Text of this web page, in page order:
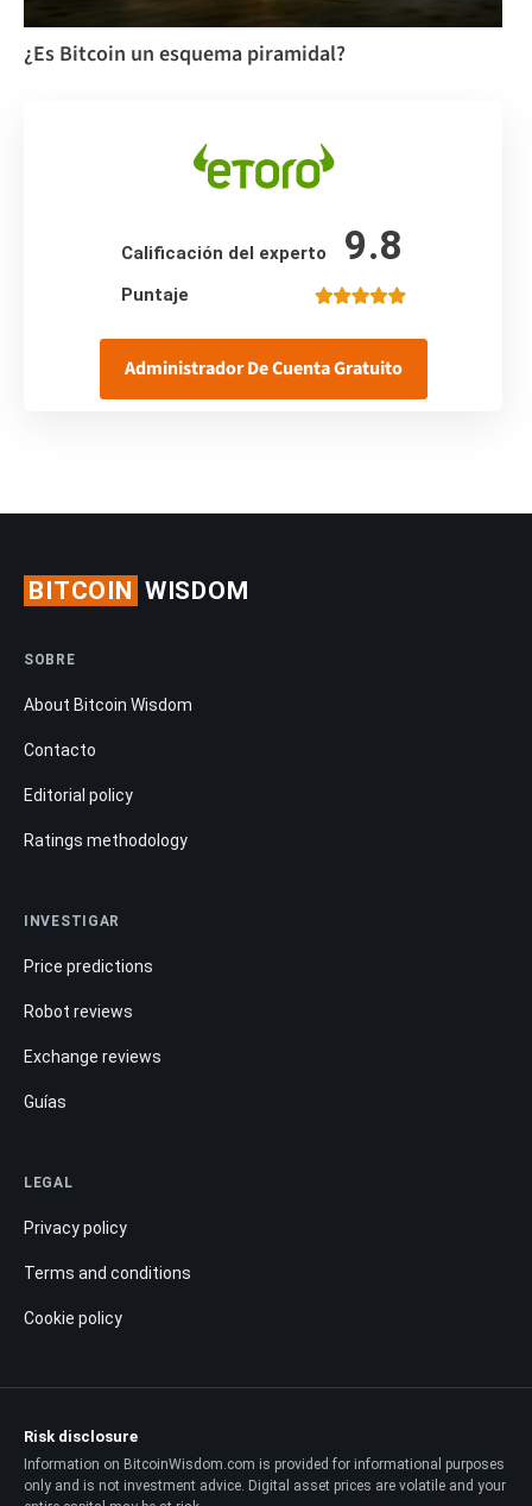
¿Es Bitcoin un esquema piramidal?
Calificación del experto 9.8
Puntaje
Administrador De Cuenta Gratuito
BITCOIN WISDOM
SOBRE
About Bitcoin Wisdom
Contacto
Editorial policy
Ratings methodology
INVESTIGAR
Price predictions
Robot reviews
Exchange reviews
Guías
LEGAL
Privacy policy
Terms and conditions
Cookie policy
Risk disclosure
Information on BitcoinWisdom.com is provided for informational purposes
only and is not investment advice. Digital asset prices are volatile and your